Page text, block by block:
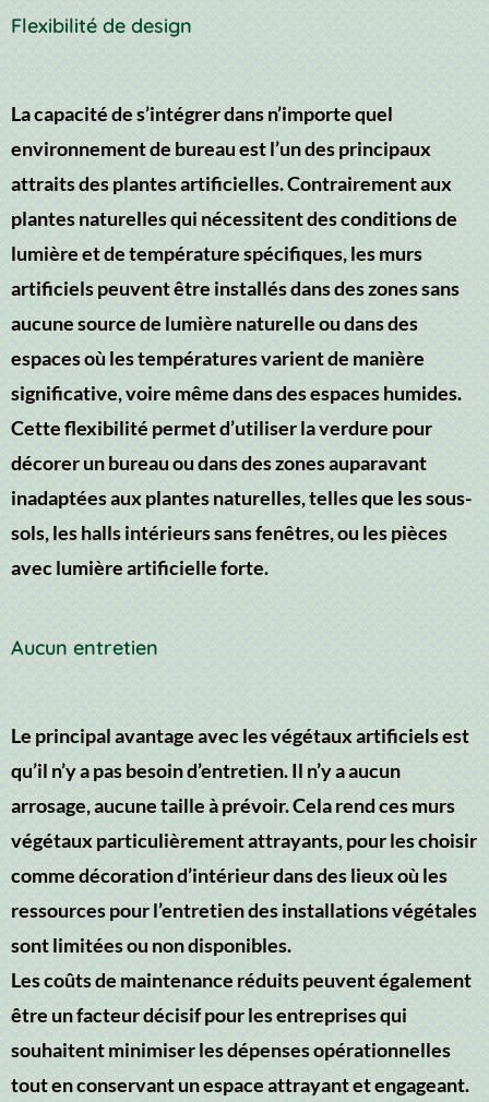
Flexibilité de design
La capacité de s’intégrer dans n’importe quel
environnement de bureau est l’un des principaux
attraits des plantes artificielles. Contrairement aux
plantes naturelles qui nécessitent des conditions de
lumière et de température spécifiques, les murs
artificiels peuvent être installés dans des zones sans
aucune source de lumière naturelle ou dans des
espaces où les températures varient de manière
significative, voire même dans des espaces humides.
Cette flexibilité permet d’utiliser la verdure pour
décorer un bureau ou dans des zones auparavant
inadaptées aux plantes naturelles, telles que les sous-
sols, les halls intérieurs sans fenêtres, ou les pièces
avec lumière artificielle forte.
Aucun entretien
Le principal avantage avec les végétaux artificiels est
qu’il n’y a pas besoin d’entretien. Il n’y a aucun
arrosage, aucune taille à prévoir. Cela rend ces murs
végétaux particulièrement attrayants, pour les choisir
comme décoration d’intérieur dans des lieux où les
ressources pour l’entretien des installations végétales
sont limitées ou non disponibles.
Les coûts de maintenance réduits peuvent également
être un facteur décisif pour les entreprises qui
souhaitent minimiser les dépenses opérationnelles
tout en conservant un espace attrayant et engageant.